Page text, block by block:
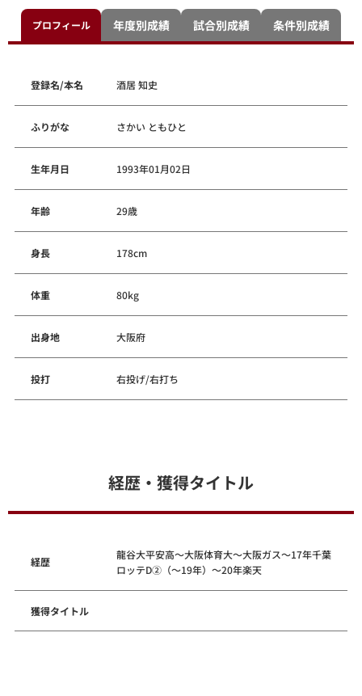
プロフィール 年度別成績 試合別成績 条件別成績
登録名/本名 酒居 知史
ふりがな さかい ともひと
生年月日 1993年01月02日
年齢 29歳
身長 178cm
体重 80kg
出身地 大阪府
投打 右投げ/右打ち
経歴・獲得タイトル
経歴
龍谷大平安高～大阪体育大～大阪ガス～17年千葉
ロッテD②（～19年）～20年楽天
獲得タイトル